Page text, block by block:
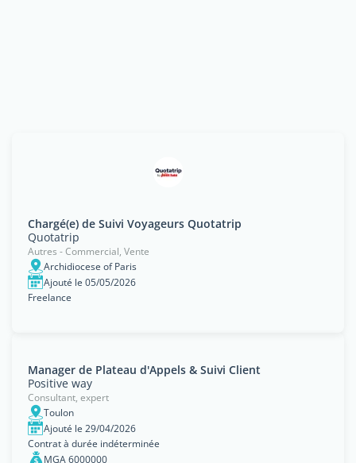
Chargé(e) de Suivi Voyageurs Quotatrip
Quotatrip
Autres - Commercial, Vente
Archidiocese of Paris
Ajouté le 05/05/2026
Freelance
Manager de Plateau d'Appels & Suivi Client
Positive way
Consultant, expert
Toulon
Ajouté le 29/04/2026
Contrat à durée indéterminée
MGA 6000000